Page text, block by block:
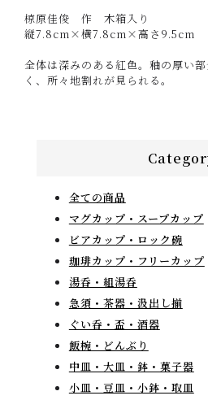
全ての商品
マグカップ・スープカップ
ビアカップ・ロック碗
珈琲カップ・フリーカップ
湯呑・組湯呑
急須・茶器・汲出し揃
ぐい呑・盃・酒器
飯椀・どんぶり
中皿・大皿・鉢・菓子器
小皿・豆皿・小鉢・取皿
椋原佳俊 作 木箱入り
縦7.8cm×横7.8cm×高さ9.5cm
全体は深みのある紅色。釉の厚い
く、所々地割れが見られる。